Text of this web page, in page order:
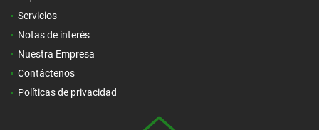
Servicios
Notas de interés
Nuestra Empresa
Contáctenos
Políticas de privacidad